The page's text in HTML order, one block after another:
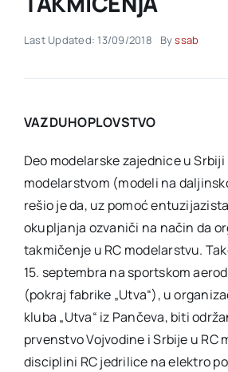
Akti SSAB
Last Updated: 13/09/2018 Byssab
VAZDUHOPLOVSTVO
Deo modelarske zajednice u Srbiji
modelarstvom (modeli na
rešio je da, uz pomoć
okupljanja ozvaniči na način da
takmičenje u RC modelarstvu.
15. septembra na sportskom
(pokraj fabrike „Utva“), u
kluba „Utva“ iz Pančeva, biti
prvenstvo Vojvodine i Srbije u RC
disciplini RC jedrilice na elektro